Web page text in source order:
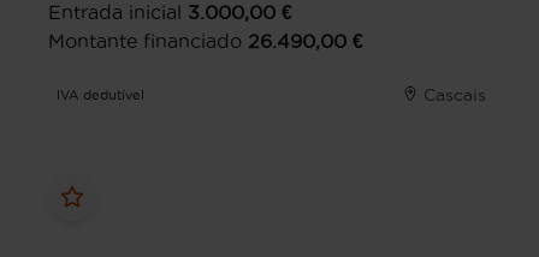
Entrada inicial 3.000,00 €
Montante financiado 26.490,00 €
IVA dedutível Cascais